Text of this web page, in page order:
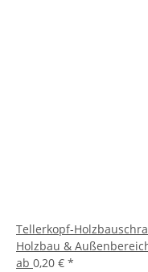
Tellerkopf-
Holzbau &
ab 0,20 € *